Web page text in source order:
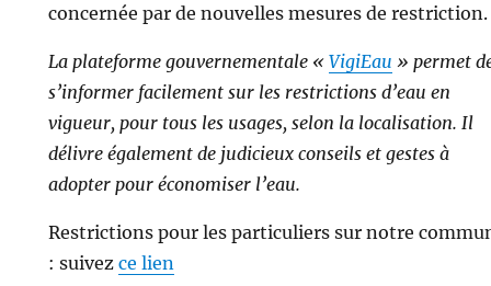
concernée par de nouvelles mesures de restriction.
La plateforme gouvernementale « VigiEau » permet
s’informer facilement sur les restrictions d’eau en
vigueur, pour tous les usages, selon la localisation. Il
délivre également de judicieux conseils et gestes à
adopter pour économiser l’eau.
Restrictions pour les particuliers sur notre
: suivez ce lien